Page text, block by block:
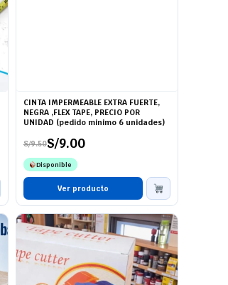
CINTA IMPERMEABLE EXTRA FUERTE,
NEGRA ,FLEX TAPE, PRECIO POR
UNIDAD (pedido minimo 6 unidades)
S/9.50
El
precio
original
era:
S/9.50.
S/9.00
El
precio
actual
es:
S/9.00.
Disponible
Ver producto